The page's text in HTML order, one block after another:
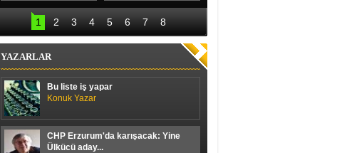
Bilal Erdoğan hedefi
12’den vurdu
Başbakan ile
ayakkabı boyacısı
arasında güldüren
diyalog
1 2 3 4 5 6 7 8
YAZARLAR
Bu liste iş yapar
Konuk Yazar
CHP Erzurum'da karışacak: Yine
Ülkücü aday...